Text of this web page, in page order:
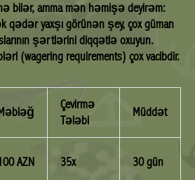
bilər, amma mən həmişə deyirəm:
qədər yaxşı görünən şey, çox güman
şərtlərini diqqətlə oxuyun.
(wagering requirements) çox vacibdir.
Çevirmə
Tələbi
Müddət
AZN 35x 30 gün